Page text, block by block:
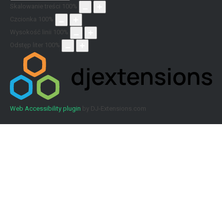
Skalowanie treści 100%
Czcionka 100%
Wysokość linii 100%
Odstęp liter 100%
Web Accessibility plugin by DJ-Extensions.com